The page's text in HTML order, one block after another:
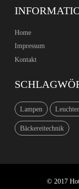
Home
Impressum
Kontakt
Lampen
Bäckereitechnik
© 2017